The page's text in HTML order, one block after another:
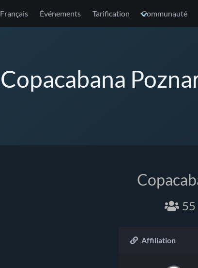
Français Événements Tarification Communauté
Copacabana
55
Affiliation